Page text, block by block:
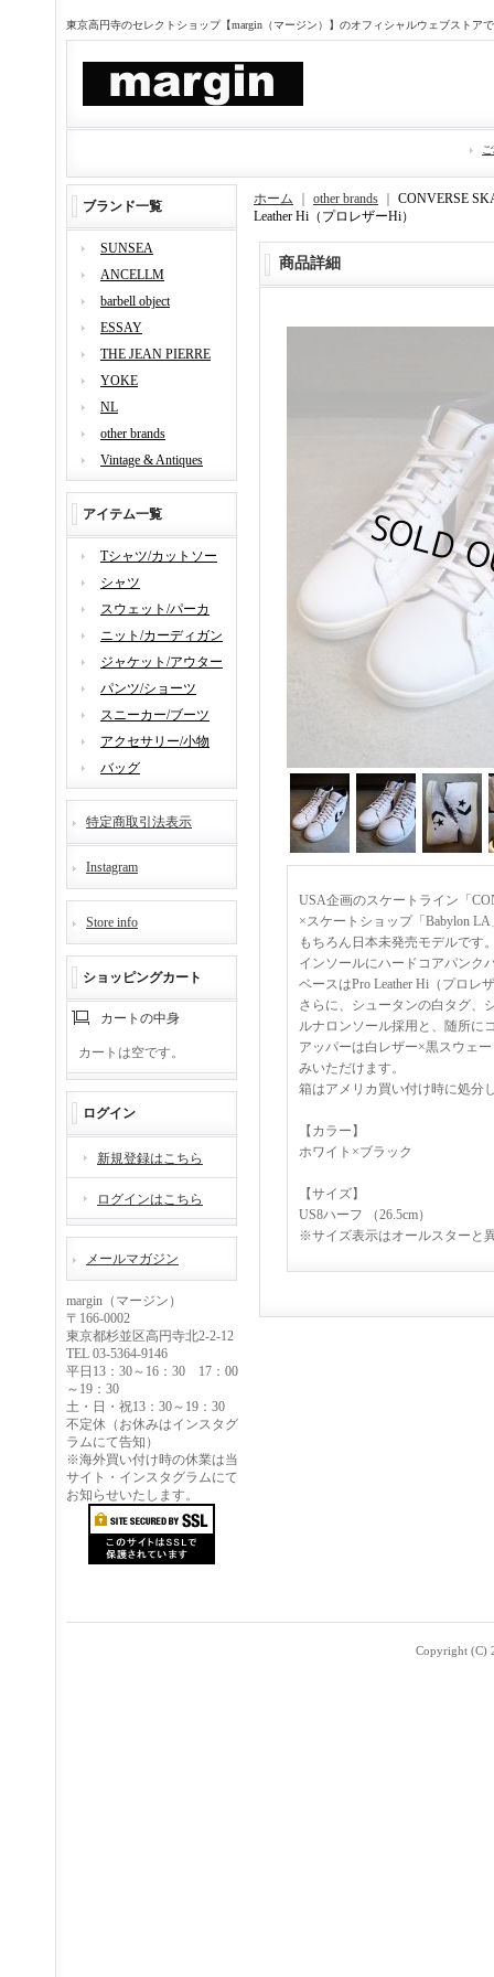
東京高円寺のセレクトショップ【margin（マージン）】のオフィシャルウェブストア
ブランド一覧
SUNSEA
ANCELLM
barbell object
ESSAY
THE JEAN PIERRE
YOKE
NL
other brands
Vintage & Antiques
アイテム一覧
Tシャツ/カットソー
シャツ
スウェット/パーカ
ニット/カーディガン
ジャケット/アウター
パンツ/ショーツ
スニーカー/ブーツ
アクセサリー/小物
バッグ
特定商取引法表示
Instagram
Store info
ショッピングカート
カートの中身
カートは空です。
ログイン
新規登録はこちら
ログインはこちら
メールマガジン
margin（マージン）
〒166-0002
東京都杉並区高円寺北2-2-12
TEL 03-5364-9146
平日13：30～16：30 17：00
～19：30
土・日・祝13：30～19：30
不定休（お休みはインスタグ
ラムにて告知）
※海外買い付け時の休業は当
サイト・インスタグラムにて
お知らせいたします。
ホーム other brands
CONVERSE
Leather Hi（プロレザーHi）
商品詳細
USA企画のスケートライン「
×スケートショップ「Babylon
もちろん日本未発売モデルです
インソールにハードコアパンク
ベースはPro Leather Hi（プロ
さらに、シュータンの白タグ、
ルナロンソール採用と、随所に
アッパーは白レザー×黒スウェ
みいただけます。
箱はアメリカ買い付け時に処分
【カラー】
ホワイト×ブラック
【サイズ】
US8ハーフ （26.5cm）
※サイズ表示はオールスターと
Copyright (C)